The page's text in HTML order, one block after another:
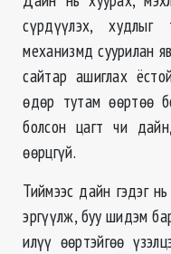
сүрдүүлэх, худлыг
механизмд суурилан
сайтар ашиглах
өдөр тутам өөртөө
болсон цагт чи
өөрцгүй.
Тиймээс дайн гэдэг
эргүүлж, буу шидэм
илүү өөртэйгөө